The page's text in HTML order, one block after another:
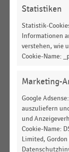
Top-
(2023-
Travel
(2025)
Top
Statistiken
Statistik-
Informationen
verstehen, wie
Cookie-Name:
Marketing-
Google
auszuliefern
und
Cookie-Name:
Limited,